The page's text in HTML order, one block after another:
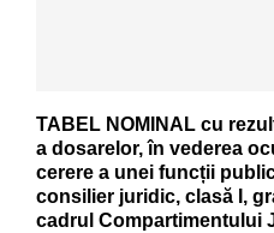
TABEL NOMINAL cu
a dosarelor, în vederea
cerere a unei funcții
consilier juridic, clasă I,
cadrul Compartimentului